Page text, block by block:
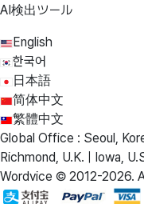
AI検出ツール
English
한국어
日本語
简体中文
繁體中文
Global Office : Seoul,
Richmond, U.K. | Iowa,
Wordvice © 2012-2026.